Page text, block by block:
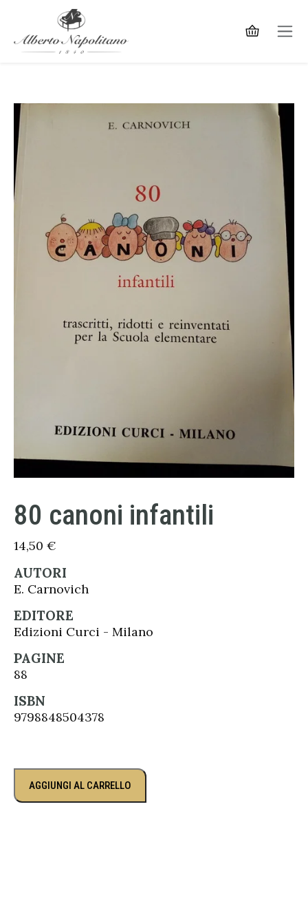
80 canoni infantili
14,50 €
AUTORI
E. Carnovich
EDITORE
Edizioni Curci - Milano
PAGINE
88
ISBN
9798848504378
AGGIUNGI AL CARRELLO